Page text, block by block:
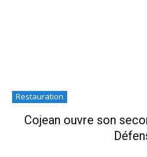
Restauration
Cojean ouvre son